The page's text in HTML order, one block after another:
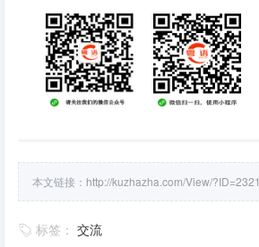
本文链接： http://kuzhazha.com/View/?ID=2321
标签： 交流